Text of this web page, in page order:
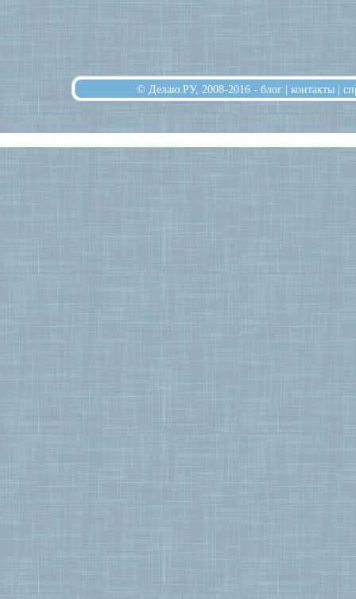
© Делаю.РУ, 2008-2016 - блог | контакты |